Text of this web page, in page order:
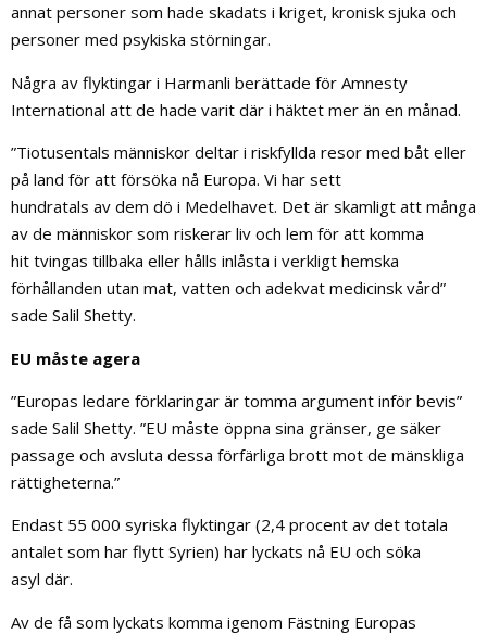
annat personer som hade skadats i kriget, kronisk sjuka och
personer med psykiska störningar.
Några av flyktingar i Harmanli berättade för Amnesty
International att de hade varit där i häktet mer än en månad.
”Tiotusentals människor deltar i riskfyllda resor med båt eller
på land för att försöka nå Europa. Vi har sett
hundratals av dem dö i Medelhavet. Det är skamligt att många
av de människor som riskerar liv och lem för att komma
hit tvingas tillbaka eller hålls inlåsta i verkligt hemska
förhållanden utan mat, vatten och adekvat medicinsk vård”
sade Salil Shetty.
EU måste agera
”Europas ledare förklaringar är tomma argument inför bevis”
sade Salil Shetty. ”EU måste öppna sina gränser, ge säker
passage och avsluta dessa förfärliga brott mot de mänskliga
rättigheterna.”
Endast 55 000 syriska flyktingar (2,4 procent av det totala
antalet som har flytt Syrien) har lyckats nå EU och söka
asyl där.
Av de få som lyckats komma igenom Fästning Europas